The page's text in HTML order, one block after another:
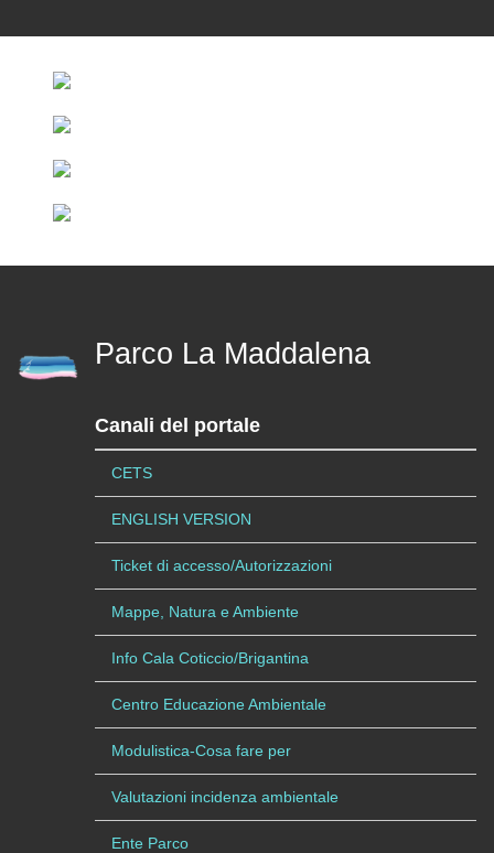
Parco La Maddalena
Canali del portale
CETS
ENGLISH VERSION
Ticket di accesso/Autorizzazioni
Mappe, Natura e Ambiente
Info Cala Coticcio/Brigantina
Centro Educazione Ambientale
Modulistica-Cosa fare per
Valutazioni incidenza ambientale
Ente Parco